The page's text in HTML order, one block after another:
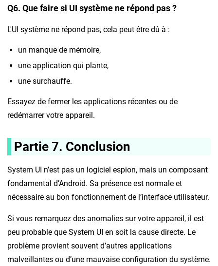
Q6. Que faire si UI système ne répond pas ?
L'UI système ne répond pas, cela peut être dû à :
un manque de mémoire,
une application qui plante,
une surchauffe.
Essayez de fermer les applications récentes ou de
redémarrer votre appareil.
Partie 7. Conclusion
System UI n’est pas un logiciel espion, mais un composant
fondamental d’Android. Sa présence est normale et
nécessaire au bon fonctionnement de l’interface utilisateur.
Si vous remarquez des anomalies sur votre appareil, il est
peu probable que System UI en soit la cause directe. Le
problème provient souvent d’autres applications
malveillantes ou d’une mauvaise configuration du système.